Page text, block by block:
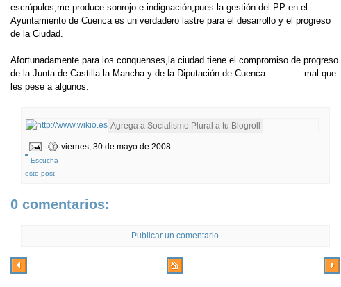
escrúpulos,me produce sonrojo e indignación,pues la gestión del PP en el
Ayuntamiento de Cuenca es un verdadero lastre para el desarrollo y el progreso
de la Ciudad.
Afortunadamente para los conquenses,la ciudad tiene el compromiso de progreso
de la Junta de Castilla la Mancha y de la Diputación de Cuenca..............mal que
les pese a algunos.
viernes, 30 de mayo de 2008
Escucha
este post
0 comentarios:
Publicar un comentario